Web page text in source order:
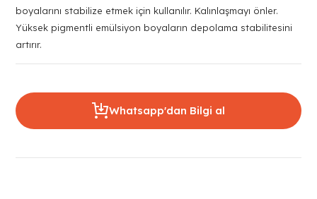
boyalarını stabilize etmek için kullanılır. Kalınlaşmayı önler.
Yüksek pigmentli emülsiyon boyaların depolama stabilitesini
artırır.
Whatsapp'dan Bilgi al